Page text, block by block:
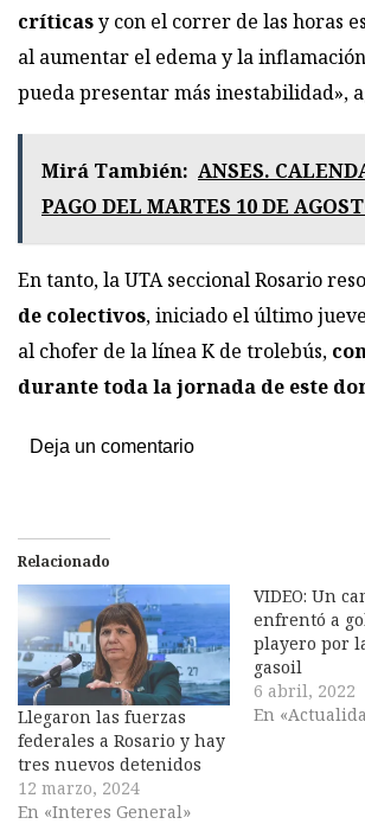
críticasy con el correr de las horas
al aumentar el edema y la
pueda presentar más inestabilidad»,
Mirá También: ANSES.
PAGO DEL MARTES 10 DE
En tanto, la UTA seccional Rosario
de colectivos, iniciado el último
al chofer de la línea K de trolebús,
durante toda la jornada de este
Deja un comentario
Relacionado
Llegaron las fuerzas
federales a Rosario y hay
tres nuevos detenidos
12 marzo, 2024
En «Interes General»
VIDEO: Un
enfrentó a
playero por
gasoil
6 abril, 2022
En